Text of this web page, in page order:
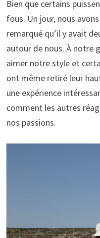
Bien que certains
fous. Un jour, nous
remarqué qu’il y avait
autour de nous. À notre
aimer notre style et
ont même retiré leur
une expérience
comment les autres
nos passions.